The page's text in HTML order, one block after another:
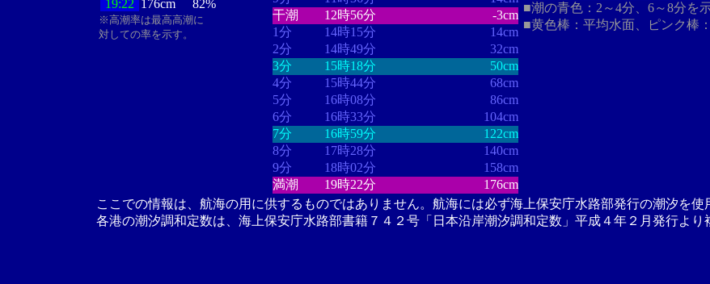
19:22 176cm 82%
※高潮率は最高高潮に
対しての率を示す。
干潮
12時56分
-3cm
1分
14時15分
14cm
2分
14時49分
32cm
3分
15時18分
50cm
4分
15時44分
68cm
5分
16時08分
86cm
6分
16時33分
104cm
7分
16時59分
122cm
8分
17時28分
140cm
9分
18時02分
158cm
満潮
19時22分 176cm
■潮の青色：2～4分、6～8分を示
■黄色棒：平均水面、ピンク棒
ここでの情報は、航海の用に供するものではありません。航海には必ず海上保安庁水路部発行の潮汐を使
各港の潮汐調和定数は、海上保安庁水路部書籍７４２号「日本沿岸潮汐調和定数」平成４年２月発行より